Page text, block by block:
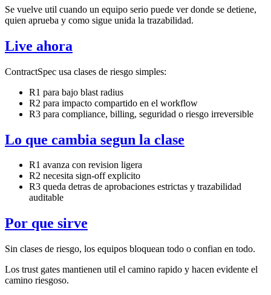
Se vuelve util cuando un equipo serio puede ver donde se detiene,
quien aprueba y como sigue unida la trazabilidad.
Live ahora
ContractSpec usa clases de riesgo simples:
R1 para bajo blast radius
R2 para impacto compartido en el workflow
R3 para compliance, billing, seguridad o riesgo irreversible
Lo que cambia segun la clase
R1 avanza con revision ligera
R2 necesita sign-off explicito
R3 queda detras de aprobaciones estrictas y trazabilidad
auditable
Por que sirve
Sin clases de riesgo, los equipos bloquean todo o confian en todo.
Los trust gates mantienen util el camino rapido y hacen evidente el
camino riesgoso.